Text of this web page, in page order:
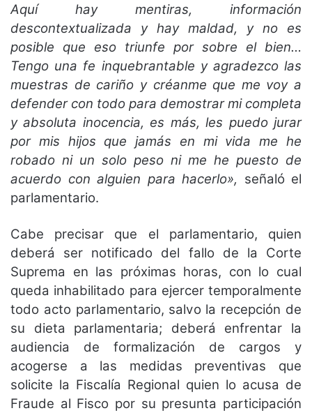
Aquí hay mentiras, información
descontextualizada y hay maldad, y no es
posible que eso triunfe por sobre el bien…
Tengo una fe inquebrantable y agradezco las
muestras de cariño y créanme que me voy a
defender con todo para demostrar mi completa
y absoluta inocencia, es más, les puedo jurar
por mis hijos que jamás en mi vida me he
robado ni un solo peso ni me he puesto de
acuerdo con alguien para hacerlo», señaló el
parlamentario.
Cabe precisar que el parlamentario, quien
deberá ser notificado del fallo de la Corte
Suprema en las próximas horas, con lo cual
queda inhabilitado para ejercer temporalmente
todo acto parlamentario, salvo la recepción de
su dieta parlamentaria; deberá enfrentar la
audiencia de formalización de cargos y
acogerse a las medidas preventivas que
solicite la Fiscalía Regional quien lo acusa de
Fraude al Fisco por su presunta participación